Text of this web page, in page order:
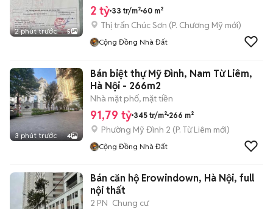
2 phút trước 5
2 tỷ 33 tr/m² 60 m²
Thị trấn Chúc Sơn (P. Chương Mỹ mới)
Cộng Đồng Nhà Đất
3 phút trước 4
Bán biệt thự Mỹ Đình, Nam Từ Liêm,
Hà Nội - 266m2
Nhà mặt phố, mặt tiền
91,79 tỷ 345 tr/m² 266 m²
Phường Mỹ Đình 2 (P. Từ Liêm mới)
Cộng Đồng Nhà Đất
Bán căn hộ Erowindown, Hà Nội, full
nội thất
2 PN Chung cư